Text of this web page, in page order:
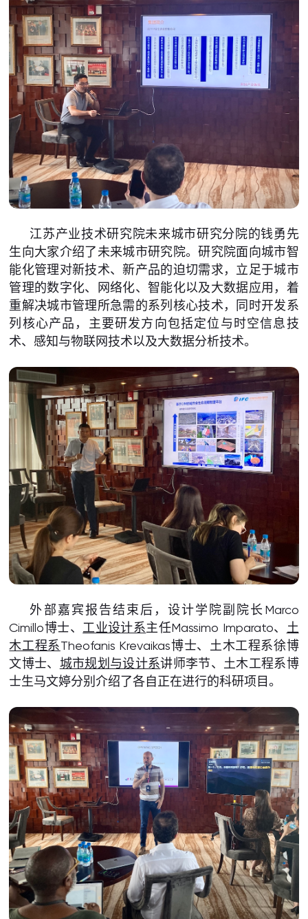
江苏产业技术研究院未来城市研究分院的钱勇先
生向大家介绍了未来城市研究院。研究院面向城市智
能化管理对新技术、新产品的迫切需求，立足于城市
管理的数字化、网络化、智能化以及大数据应用，着
重解决城市管理所急需的系列核心技术，同时开发系
列核心产品，主要研发方向包括定位与时空信息技
术、感知与物联网技术以及大数据分析技术。
外部嘉宾报告结束后，设计学院副院长Marco
Cimillo博士、 工业设计系主任Massimo Imparato、
土
木工程系Theofanis Krevaikas博士、土木工程系徐博
文博士、 城市规划与设计系讲师李节、土木工程系博
士生马文婷分别介绍了各自正在进行的科研项目。